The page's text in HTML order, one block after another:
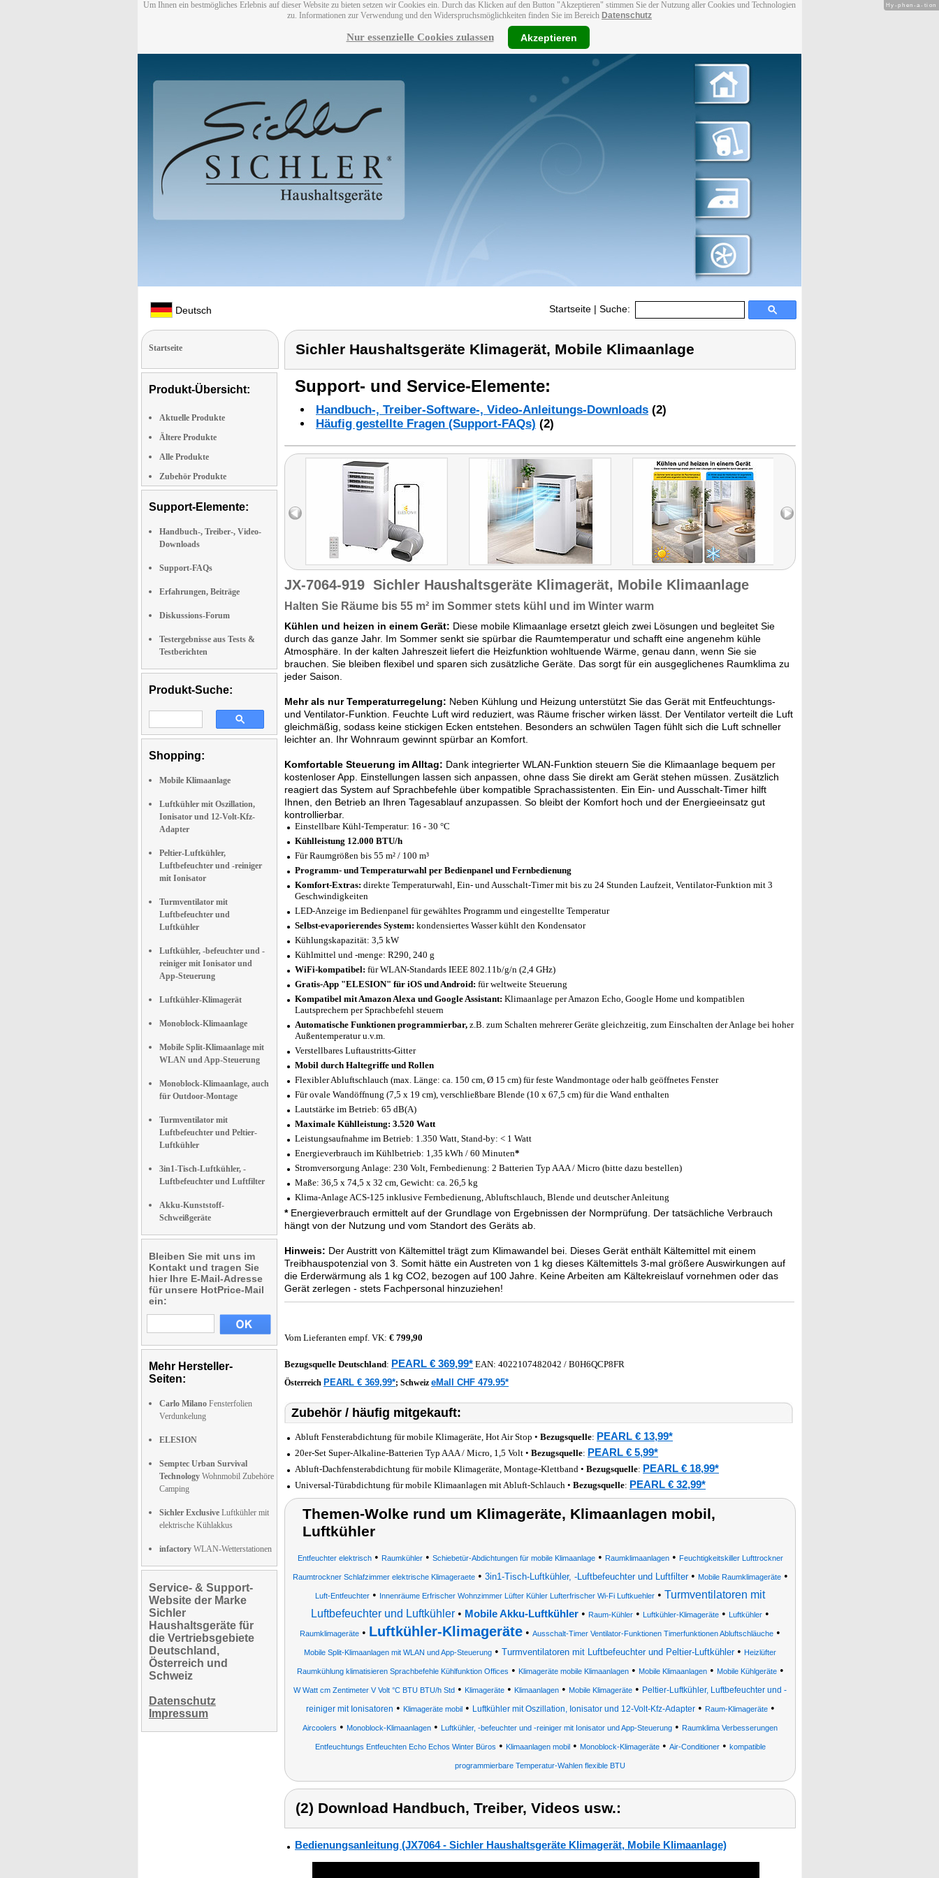
Um Ihnen ein bestmögliches Erlebnis auf dieser Website zu bieten setzen wir Cookies ein. Durch das Klicken auf den Button "Akzeptieren" stimmen Sie der Nutzung aller Cookies und Technologien
zu. Informationen zur Verwendung und den Widerspruchsmöglichkeiten finden Sie im Bereich Datenschutz
Nur essenzielle Cookies zulassen Akzeptieren
Deutsch Startseite | Suche:
Startseite
Produkt-Übersicht:
Aktuelle Produkte
Ältere Produkte
Alle Produkte
Zubehör Produkte
Support-Elemente:
Handbuch-, Treiber-, Video-
Downloads
Support-FAQs
Erfahrungen, Beiträge
Diskussions-Forum
Testergebnisse aus Tests &
Testberichten
Produkt-Suche:
Shopping:
Mobile Klimaanlage
Luftkühler mit Oszillation,
Ionisator und 12-Volt-Kfz-
Adapter
Peltier-Luftkühler,
Luftbefeuchter und -reiniger
mit Ionisator
Turmventilator mit
Luftbefeuchter und
Luftkühler
Luftkühler, -befeuchter und -
reiniger mit Ionisator und
App-Steuerung
Luftkühler-Klimagerät
Monoblock-Klimaanlage
Mobile Split-Klimaanlage mit
WLAN und App-Steuerung
Monoblock-Klimaanlage, auch
für Outdoor-Montage
Turmventilator mit
Luftbefeuchter und Peltier-
Luftkühler
3in1-Tisch-Luftkühler, -
Luftbefeuchter und Luftfilter
Akku-Kunststoff-
Schweißgeräte
Bleiben Sie mit uns im
Kontakt und tragen Sie
hier Ihre E-Mail-Adresse
für unsere HotPrice-Mail
ein:
Mehr Hersteller-
Seiten:
Carlo Milano Fensterfolien
Verdunkelung
ELESION
Semptec Urban Survival
Technology Wohnmobil Zubehöre
Camping
Sichler Exclusive Luftkühler mit
elektrische Kühlakkus
infactory WLAN-Wetterstationen
Service- & Support-
Website der Marke
Sichler
Haushaltsgeräte für
die Vertriebsgebiete
Deutschland,
Österreich und
Schweiz
Datenschutz
Impressum
Sichler Haushaltsgeräte Klimagerät, Mobile Klimaanlage
Support- und Service-Elemente:
Handbuch-, Treiber-Software-, Video-Anleitungs-Downloads (2)
Häufig gestellte Fragen (Support-FAQs) (2)
JX-7064-919 Sichler Haushaltsgeräte Klimagerät, Mobile Klimaanlage
Halten Sie Räume bis 55 m² im Sommer stets kühl und im Winter warm
Kühlen und heizen in einem Gerät: Diese mobile Klimaanlage ersetzt gleich zwei Lösungen und begleitet Sie
durch das ganze Jahr. Im Sommer senkt sie spürbar die Raumtemperatur und schafft eine angenehm kühle
Atmosphäre. In der kalten Jahreszeit liefert die Heizfunktion wohltuende Wärme, genau dann, wenn Sie sie
brauchen. Sie bleiben flexibel und sparen sich zusätzliche Geräte. Das sorgt für ein ausgeglichenes Raumklima zu
jeder Saison.
Mehr als nur Temperaturregelung: Neben Kühlung und Heizung unterstützt Sie das Gerät mit Entfeuchtungs-
und Ventilator-Funktion. Feuchte Luft wird reduziert, was Räume frischer wirken lässt. Der Ventilator verteilt die Luft
gleichmäßig, sodass keine stickigen Ecken entstehen. Besonders an schwülen Tagen fühlt sich die Luft schneller
leichter an. Ihr Wohnraum gewinnt spürbar an Komfort.
Komfortable Steuerung im Alltag: Dank integrierter WLAN-Funktion steuern Sie die Klimaanlage bequem per
kostenloser App. Einstellungen lassen sich anpassen, ohne dass Sie direkt am Gerät stehen müssen. Zusätzlich
reagiert das System auf Sprachbefehle über kompatible Sprachassistenten. Ein Ein- und Ausschalt-Timer hilft
Ihnen, den Betrieb an Ihren Tagesablauf anzupassen. So bleibt der Komfort hoch und der Energieeinsatz gut
kontrollierbar.
Einstellbare Kühl-Temperatur: 16 - 30 °C
Kühlleistung 12.000 BTU/h
Für Raumgrößen bis 55 m² / 100 m³
Programm- und Temperaturwahl per Bedienpanel und Fernbedienung
Komfort-Extras: direkte Temperaturwahl, Ein- und Ausschalt-Timer mit bis zu 24 Stunden Laufzeit, Ventilator-Funktion mit 3
Geschwindigkeiten
LED-Anzeige im Bedienpanel für gewähltes Programm und eingestellte Temperatur
Selbst-evaporierendes System: kondensiertes Wasser kühlt den Kondensator
Kühlungskapazität: 3,5 kW
Kühlmittel und -menge: R290, 240 g
WiFi-kompatibel: für WLAN-Standards IEEE 802.11b/g/n (2,4 GHz)
Gratis-App "ELESION" für iOS und Android: für weltweite Steuerung
Kompatibel mit Amazon Alexa und Google Assistant: Klimaanlage per Amazon Echo, Google Home und kompatiblen
Lautsprechern per Sprachbefehl steuern
Automatische Funktionen programmierbar, z.B. zum Schalten mehrerer Geräte gleichzeitig, zum Einschalten der Anlage bei hoher
Außentemperatur u.v.m.
Verstellbares Luftaustritts-Gitter
Mobil durch Haltegriffe und Rollen
Flexibler Abluftschlauch (max. Länge: ca. 150 cm, Ø 15 cm) für feste Wandmontage oder halb geöffnetes Fenster
Für ovale Wandöffnung (7,5 x 19 cm), verschließbare Blende (10 x 67,5 cm) für die Wand enthalten
Lautstärke im Betrieb: 65 dB(A)
Maximale Kühlleistung: 3.520 Watt
Leistungsaufnahme im Betrieb: 1.350 Watt, Stand-by: < 1 Watt
Energieverbrauch im Kühlbetrieb: 1,35 kWh / 60 Minuten*
Stromversorgung Anlage: 230 Volt, Fernbedienung: 2 Batterien Typ AAA / Micro (bitte dazu bestellen)
Maße: 36,5 x 74,5 x 32 cm, Gewicht: ca. 26,5 kg
Klima-Anlage ACS-125 inklusive Fernbedienung, Abluftschlauch, Blende und deutscher Anleitung
*Energieverbrauch ermittelt auf der Grundlage von Ergebnissen der Normprüfung. Der tatsächliche Verbrauch
hängt von der Nutzung und vom Standort des Geräts ab.
Hinweis: Der Austritt von Kältemittel trägt zum Klimawandel bei. Dieses Gerät enthält Kältemittel mit einem
Treibhauspotenzial von 3. Somit hätte ein Austreten von 1 kg dieses Kältemittels 3-mal größere Auswirkungen auf
die Erderwärmung als 1 kg CO2, bezogen auf 100 Jahre. Keine Arbeiten am Kältekreislauf vornehmen oder das
Gerät zerlegen - stets Fachpersonal hinzuziehen!
Vom Lieferanten empf. VK: € 799,90
Bezugsquelle Deutschland: PEARL € 369,99* EAN: 4022107482042 / B0H6QCP8FR
Österreich PEARL € 369,99*; Schweiz eMall CHF 479.95*
Zubehör / häufig mitgekauft:
Abluft Fensterabdichtung für mobile Klimageräte, Hot Air Stop • Bezugsquelle: PEARL € 13,99*
20er-Set Super-Alkaline-Batterien Typ AAA / Micro, 1,5 Volt • Bezugsquelle: PEARL € 5,99*
Abluft-Dachfensterabdichtung für mobile Klimageräte, Montage-Klettband • Bezugsquelle: PEARL € 18,99*
Universal-Türabdichtung für mobile Klimaanlagen mit Abluft-Schlauch • Bezugsquelle: PEARL € 32,99*
Themen-Wolke rund um Klimageräte, Klimaanlagen mobil,
Luftkühler
Entfeuchter elektrisch• Raumkühler• Schiebetür-Abdichtungen für mobile Klimaanlage• Raumklimaanlagen• Feuchtigkeitskiller Lufttrockner
Raumtrockner Schlafzimmer elektrische Klimageraete• 3in1-Tisch-Luftkühler, -Luftbefeuchter und Luftfilter• Mobile Raumklimageräte•
Luft-Entfeuchter • Innenräume Erfrischer Wohnzimmer Lüfter Kühler Lufterfrischer Wi-Fi Luftkuehler • Turmventilatoren mit
Luftbefeuchter und Luftkühler • Mobile Akku-Luftkühler • Raum-Kühler • Luftkühler-Klimageräte • Luftkühler •
Raumklimageräte • Luftkühler-Klimageräte • Ausschalt-Timer Ventilator-Funktionen Timerfunktionen Abluftschläuche •
Mobile Split-Klimaanlagen mit WLAN und App-Steuerung • Turmventilatoren mit Luftbefeuchter und Peltier-Luftkühler• Heizlüfter
Raumkühlung klimatisieren Sprachbefehle Kühlfunktion Offices • Klimageräte mobile Klimaanlagen• Mobile Klimaanlagen• Mobile Kühlgeräte•
W Watt cm Zentimeter V Volt °C BTU BTU/h Std • Klimageräte • Klimaanlagen • Mobile Klimageräte • Peltier-Luftkühler, Luftbefeuchter und -
reiniger mit Ionisatoren • Klimageräte mobil• Luftkühler mit Oszillation, Ionisator und 12-Volt-Kfz-Adapter• Raum-Klimageräte•
Aircoolers • Monoblock-Klimaanlagen • Luftkühler, -befeuchter und -reiniger mit Ionisator und App-Steuerung • Raumklima Verbesserungen
Entfeuchtungs Entfeuchten Echo Echos Winter Büros • Klimaanlagen mobil• Monoblock-Klimageräte• Air-Conditioner• kompatible
programmierbare Temperatur-Wahlen flexible BTU
(2) Download Handbuch, Treiber, Videos usw.:
Bedienungsanleitung (JX7064 - Sichler Haushaltsgeräte Klimagerät, Mobile Klimaanlage)
Hy-phen-a-tion